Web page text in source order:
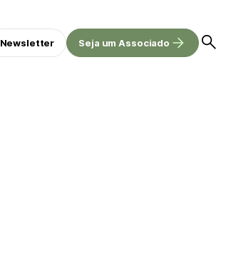
Newsletter Seja um Associado